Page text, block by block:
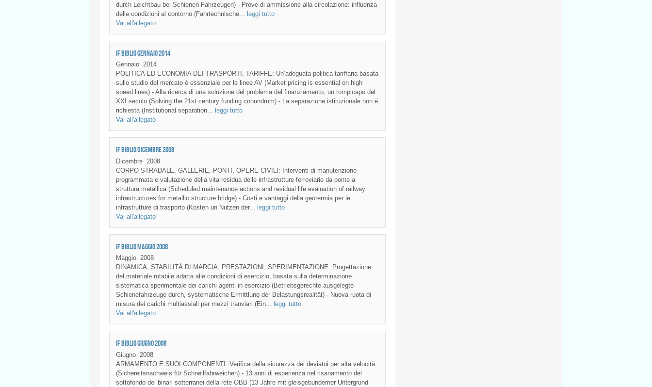
durch Leichtbau bei Schienen-Fahrzeugen) - Prove di ammissione alla circolazione: influenza
delle condizioni al contorno (Fahrtechnische... leggi tutto
Vai all'allegato
IF BIBLIO GENNAIO 2014
Gennaio 2014
POLITICA ED ECONOMIA DEI TRASPORTI, TARIFFE: Un’adeguata politica tariffaria basata
sullo studio del mercato è essenziale per le linee AV (Market pricing is essential on high
speed lines) - Alla ricerca di una soluzione del problema del finanziamento, un rompicapo del
XXI secolo (Solving the 21st century funding conundrum) - La separazione istituzionale non è
richiesta (Institutional separation... leggi tutto
Vai all'allegato
IF BIBLIO DICEMBRE 2008
Dicembre 2008
CORPO STRADALE, GALLERIE, PONTI, OPERE CIVILI: Interventi di manutenzione
programmata e valutazione della vita residua delle infrastrutture ferroviarie da ponte a
struttura metallica (Scheduled maintenance actions and residual life evaluation of railway
infrastructures for metallic structure bridge) - Costi e vantaggi della geotermia per le
infrastrutture di trasporto (Kosten un Nutzen der...
leggi tutto
Vai all'allegato
IF BIBLIO MAGGIO 2008
Maggio 2008
DINAMICA, STABILITÀ DI MARCIA, PRESTAZIONI, SPERIMENTAZIONE: Progettazione
del materiale rotabile adatta alle condizioni di esercizio, basata sulla determinazione
sistematica sperimentale dei carichi agenti in esercizio (Betriebsgerechte ausgelegte
Schienefahrzeuge durch, systematische Ermittlung der Belastungsrealität) - Nuova ruota di
misura dei carichi multiassiali per mezzi tranviari (Ein... leggi tutto
Vai all'allegato
IF BIBLIO GIUGNO 2008
Giugno 2008
ARMAMENTO E SUOI COMPONENTI: Verifica della sicurezza dei deviatoi per alta velocità
(Sichereitsnachweis für Schnellfahrweichen) - 13 anni di esperienza nel risanamento del
sottofondo dei binari sotterranei della rete OBB (13 Jahre mit gleisgebunderner Untergrund